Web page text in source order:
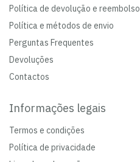
Política de devolução e reembolso
Política e métodos de envio
Perguntas Frequentes
Devoluções
Contactos
Informações legais
Termos e condições
Política de privacidade